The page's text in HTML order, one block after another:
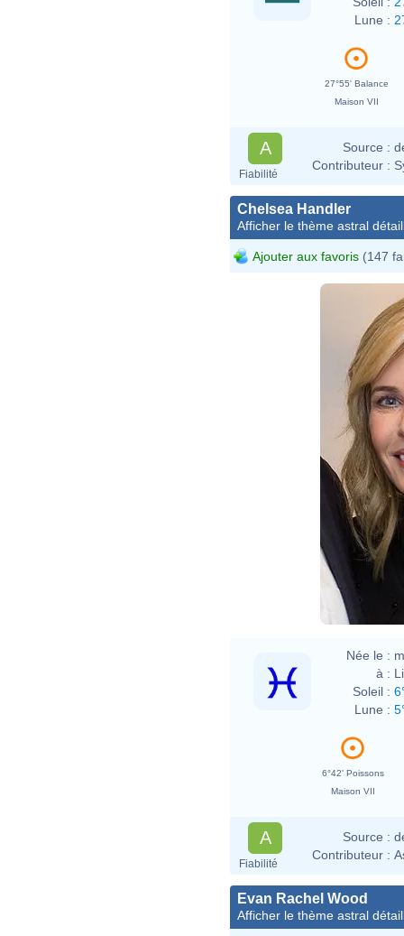
Lune :
27°55' Balance
Maison VII
A
Fiabilité
Source :
Contributeur :
Chelsea Handler
Afficher le thème astral
Ajouter aux favoris (147
Née le :
à :
Soleil :
Lune :
6°42' Poissons
Maison VII
A
Fiabilité
Source :
Contributeur :
Evan Rachel Wood
Afficher le thème astral